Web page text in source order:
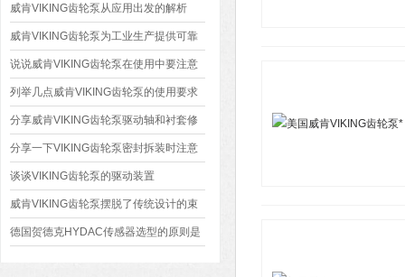
索
威肯VIKING齿轮泵从应用出发的解析
威肯VIKING齿轮泵为工业生产提供可靠
动力的利器
说说威肯VIKING齿轮泵在使用中要注意
哪些事项
列举几点威肯VIKING齿轮泵的使用要求
分享威肯VIKING齿轮泵驱动轴和衬套修
复磨损的方法
分享一下VIKING齿轮泵密封拆装时注意
事项
谈谈VIKING齿轮泵的驱动装置
威肯VIKING齿轮泵摆脱了传统设计的束
缚
德国贺德克HYDAC传感器选型的原则是